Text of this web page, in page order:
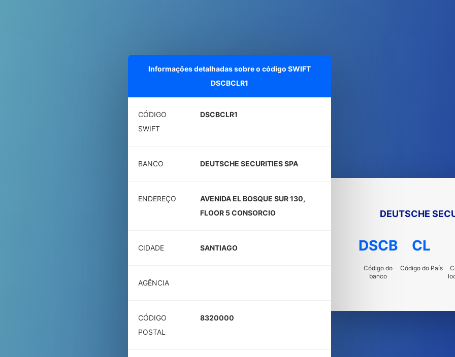
Informações detalhadas sobre o código SWIFT
DSCBCLR1
CÓDIGO
SWIFT
DSCBCLR1
BANCO DEUTSCHE SECURITIES SPA
ENDEREÇO
AVENIDA EL BOSQUE SUR 130,
FLOOR 5 CONSORCIO
CIDADE SANTIAGO
AGÊNCIA
CÓDIGO
POSTAL
8320000
DEUTSCHE
DSCB
Código do
banco
CL
Código do País